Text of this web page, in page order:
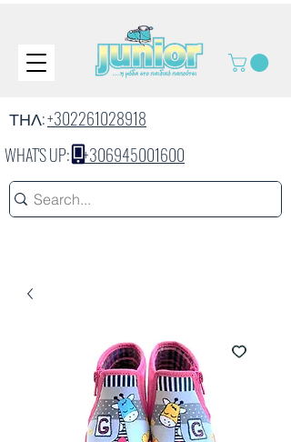
ΤΗΛ:+302261028918
WHAT'S UP:+306945001600